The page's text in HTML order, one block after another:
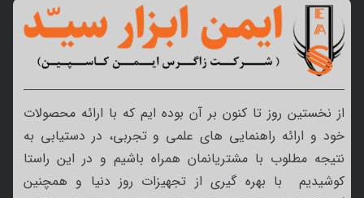
از نخستین روز تا کنون بر آن بوده ایم که با ارائه محصولات
خود و ارائه راهنمایی های علمی و تجربی، در دستیابی به
نتیجه مطلوب با مشتریانمان همراه باشیم و در این راستا
کوشیدیم با بهره گیری از تجهیزات روز دنیا و همچنین